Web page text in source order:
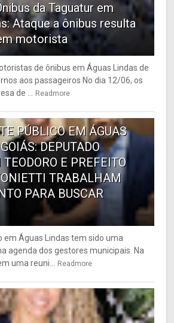
da Taguatur em
Ataque a ônibus resulta
motorista
de ônibus em Águas Lindas de
aos passageiros No dia 12/06, os
de ... Readmore
PÚBLICO EM ÁGUAS
DEPUTADO
E PREFEITO
TRABALHAM
PARA BUSCAR
em Águas Lindas tem sido uma
agenda dos gestores municipais. Na
uma reuni... Readmore